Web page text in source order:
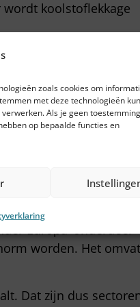
zoals cookies om
met deze technologieën
Als je geen
op bepaalde functies en
koolstoflekkage
industrie-, de bouw-
werk maken van het
Maatschappelijk
te voorkomen.
we minder weg te
manier de afvalberg,
het in 2020
Europa’ onderdeel
worden. Het omvat
Dat zijn dus